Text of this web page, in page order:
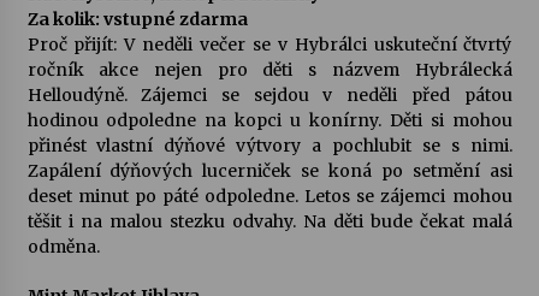
Za kolik: vstupné zdarma
Proč přijít: V neděli večer se v Hybrálci uskuteční čtvrtý
ročník akce nejen pro děti s názvem Hybrálecká
Helloudýně. Zájemci se sejdou v neděli před pátou
hodinou odpoledne na kopci u konírny. Děti si mohou
přinést vlastní dýňové výtvory a pochlubit se s nimi.
Zapálení dýňových lucerniček se koná po setmění asi
deset minut po páté odpoledne. Letos se zájemci mohou
těšit i na malou stezku odvahy. Na děti bude čekat malá
odměna.